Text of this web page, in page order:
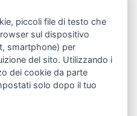
interattiva
call center
call
nei giorni festivi
36 063
piccoli file di testo che
sul dispositivo
smartphone) per
del sito. Utilizzando i
dei cookie da parte
solo dopo il tuo